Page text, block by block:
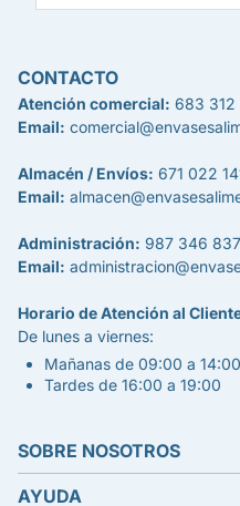
CONTACTO
Atención comercial: 683 312
Email:
Almacén / Envíos: 671 022
Email:
Administración: 987 346 837
Email:
Horario de Atención al
De lunes a viernes:
Mañanas de 09:00 a 14:00
Tardes de 16:00 a 19:00
SOBRE NOSOTROS
AYUDA